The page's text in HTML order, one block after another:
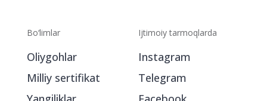
Bo‘limlar
Oliygohlar
Milliy sertifikat
Ijtimoiy tarmoqlarda
Instagram
Telegram